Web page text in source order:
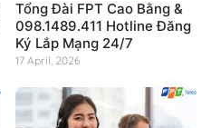
Tổng Đài FPT Cao Bằng &
098.1489.411 Hotline Đăng
Ký Lắp Mạng 24/7
17 April, 2026